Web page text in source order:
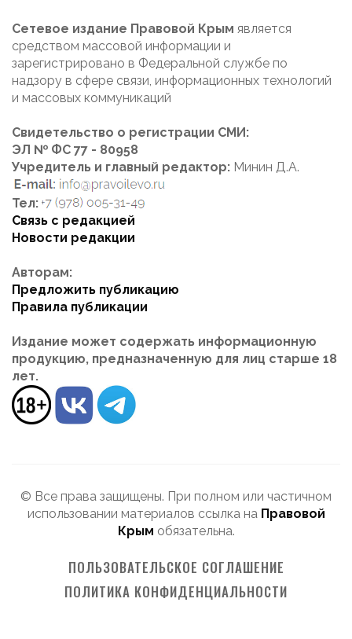
Сетевое издание Правовой Крым является
средством массовой информации и
зарегистрировано в Федеральной службе по
надзору в сфере связи, информационных технологий
и массовых коммуникаций
Свидетельство о регистрации СМИ:
ЭЛ № ФС 77 - 80958
Учредитель и главный редактор: Минин Д.А.
Тел:
Связь с редакцией
Новости редакции
Авторам:
Предложить публикацию
Правила публикации
Издание может содержать информационную
продукцию, предназначенную для лиц старше 18
лет.
© Все права защищены. При полном или частичном
использовании материалов ссылка на Правовой
Крым обязательна.
ПОЛЬЗОВАТЕЛЬСКОЕ СОГЛАШЕНИЕ
ПОЛИТИКА КОНФИДЕНЦИАЛЬНОСТИ